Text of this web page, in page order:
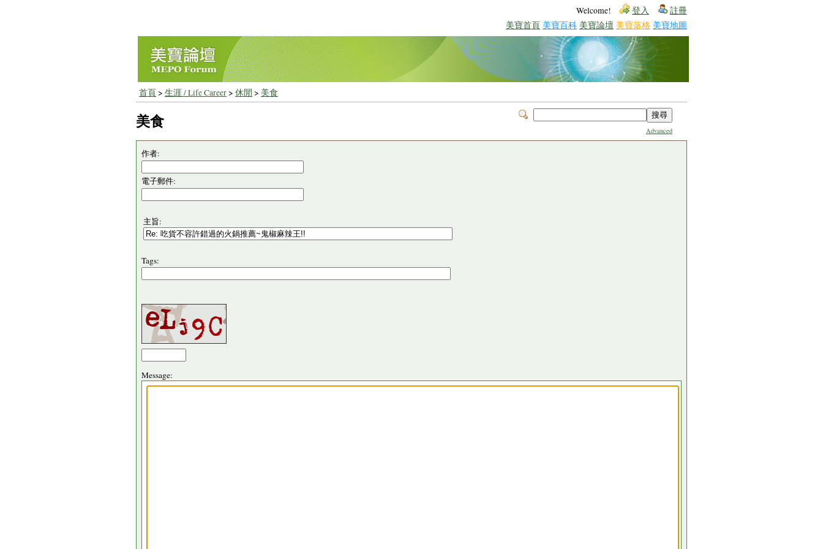
Welcome! 登入 註冊
美寶首頁 美寶百科 美寶論壇 美寶落格 美寶地圖
首頁> 生涯 / Life Career> 休閒 > 美食
Advanced
美食
作者:
電子郵件:
主旨:
Tags:
Message: